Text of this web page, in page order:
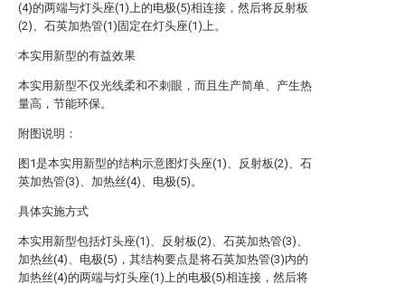
(4)的两端与灯头座(1)上的电极(5)相连接，然后将反射板
(2)、石英加热管(1)固定在灯头座(1)上。
本实用新型的有益效果
本实用新型不仅光线柔和不刺眼，而且生产简单、产生热
量高，节能环保。
附图说明：
图1是本实用新型的结构示意图灯头座(1)、反射板(2)、石
英加热管(3)、加热丝(4)、电极(5)。
具体实施方式
本实用新型包括灯头座(1)、反射板(2)、石英加热管(3)、
加热丝(4)、电极(5)，其结构要点是将石英加热管(3)内的
加热丝(4)的两端与灯头座(1)上的电极(5)相连接，然后将